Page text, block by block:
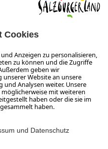
SalzburgerLand
SalzburgerLand